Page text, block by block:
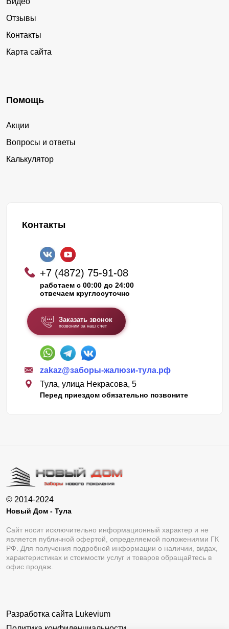
Отзывы
Контакты
Карта сайта
Помощь
Акции
Вопросы и ответы
Калькулятор
Контакты
+7 (4872) 75-91-08
работаем с 00:00 до 24:00
отвечаем круглосуточно
Заказать звонок
позвоним за наш счет
zakaz@заборы-жалюзи-тула.рф
Тула, улица Некрасова, 5
Перед приездом обязательно позвоните
© 2014-2024
Новый Дом - Тула
Сайт носит исключительно информационный характер и не
является публичной офертой, определяемой положениями ГК
РФ. Для получения подробной информации о наличии, видах,
характеристиках и стоимости услуг и товаров обращайтесь в
офис продаж.
Разработка сайта Lukevium